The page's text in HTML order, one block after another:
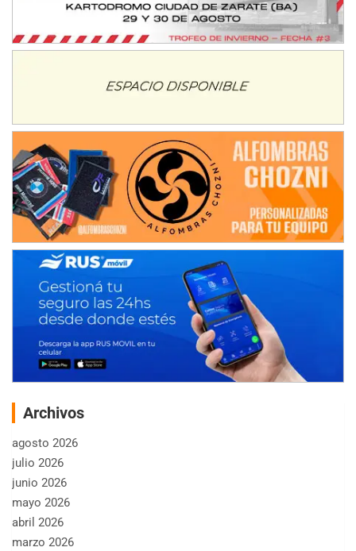
Archivos
agosto 2026
julio 2026
junio 2026
mayo 2026
abril 2026
marzo 2026